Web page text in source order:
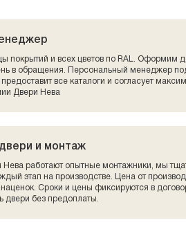
покрытий и всех цветов по RAL. Оформим
в обращения. Персональный менеджер
все каталоги и согласует
Двери Нева
двери и монтаж
Нева работают опытные монтажники, мы
этап на производстве. Цена от
Сроки и цены фиксируются в
двери без предоплаты.